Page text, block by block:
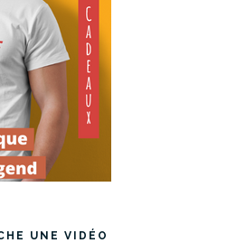
UNE VIDÉO